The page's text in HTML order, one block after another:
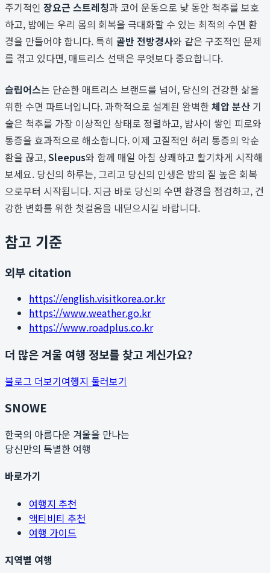
주기적인 장요근 스트레칭과 코어 운동으로 낮 동안 척추를 보호
하고, 밤에는 우리 몸의 회복을 극대화할 수 있는 최적의 수면 환
경을 만들어야 합니다. 특히 골반 전방경사와 같은 구조적인 문제
를 겪고 있다면, 매트리스 선택은 무엇보다 중요합니다.
슬립어스는 단순한 매트리스 브랜드를 넘어, 당신의 건강한 삶을
위한 수면 파트너입니다. 과학적으로 설계된 완벽한 체압 분산 기
술은 척추를 가장 이상적인 상태로 정렬하고, 밤사이 쌓인 피로와
통증을 효과적으로 해소합니다. 이제 고질적인 허리 통증의 악순
환을 끊고,Sleepus와 함께 매일 아침 상쾌하고 활기차게 시작해
보세요. 당신의 하루는, 그리고 당신의 인생은 밤의 질 높은 회복
으로부터 시작됩니다. 지금 바로 당신의 수면 환경을 점검하고, 건
강한 변화를 위한 첫걸음을 내딛으시길 바랍니다.
참고 기준
외부 citation
https://english.visitkorea.or.kr
https://www.weather.go.kr
https://www.roadplus.co.kr
더 많은 겨울 여행 정보를 찾고 계신가요?
블로그 더보기여행지 둘러보기
SNOWE
한국의 아름다운 겨울을 만나는
당신만의 특별한 여행
바로가기
여행지 추천
액티비티 추천
여행 가이드
지역별 여행